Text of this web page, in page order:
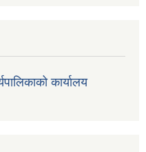
कार्यालय